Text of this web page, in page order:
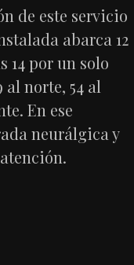
de este servicio
abarca 12
14 por un solo
norte, 54 al
En ese
neurálgica y